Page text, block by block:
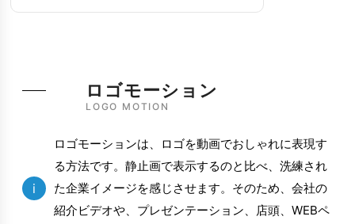
LOGO MOTION
ロゴモーション
i
ロゴモーションは、ロゴを動画でおしゃれに表現す
る方法です。静止画で表示するのと比べ、洗練され
た企業イメージを感じさせます。そのため、会社の
紹介ビデオや、プレゼンテーション、店頭、WEBペ